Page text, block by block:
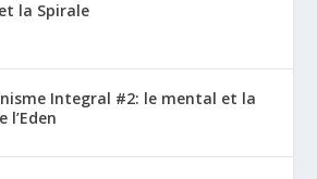
la Spirale
Integral #2: le mental et la
l’Eden